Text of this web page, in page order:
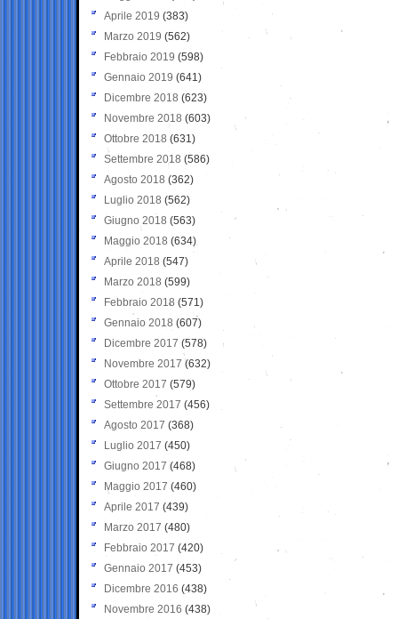
Aprile 2019 (383)
Marzo 2019 (562)
Febbraio 2019 (598)
Gennaio 2019 (641)
Dicembre 2018 (623)
Novembre 2018 (603)
Ottobre 2018 (631)
Settembre 2018 (586)
Agosto 2018 (362)
Luglio 2018 (562)
Giugno 2018 (563)
Maggio 2018 (634)
Aprile 2018 (547)
Marzo 2018 (599)
Febbraio 2018 (571)
Gennaio 2018 (607)
Dicembre 2017 (578)
Novembre 2017 (632)
Ottobre 2017 (579)
Settembre 2017 (456)
Agosto 2017 (368)
Luglio 2017 (450)
Giugno 2017 (468)
Maggio 2017 (460)
Aprile 2017 (439)
Marzo 2017 (480)
Febbraio 2017 (420)
Gennaio 2017 (453)
Dicembre 2016 (438)
Novembre 2016 (438)